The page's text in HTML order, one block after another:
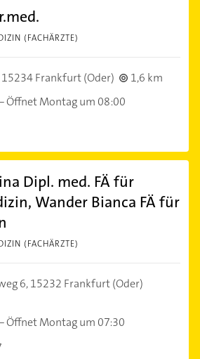
(FACHÄRZTE)
15234 Frankfurt (Oder)
1,6 km
Öffnet Montag um 08:00
Dipl. med. FÄ für
Wander Bianca FÄ für
(FACHÄRZTE)
6,15232 Frankfurt (Oder)
Öffnet Montag um 07:30